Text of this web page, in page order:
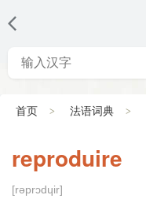
首页 法语词典
reproduire
[rəprɔdɥir]